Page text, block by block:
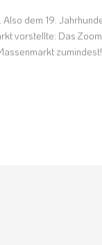
dem 19.
vorstellte: Das